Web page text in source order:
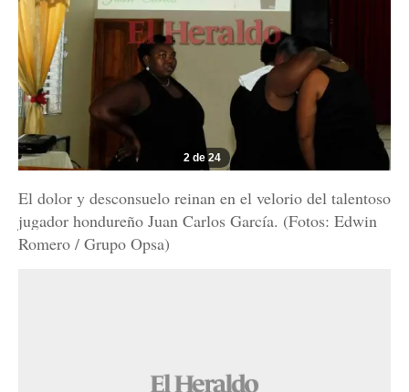
2 de 24
El dolor y desconsuelo reinan en el velorio del talentoso
jugador hondureño Juan Carlos García. (Fotos: Edwin
Romero / Grupo Opsa)